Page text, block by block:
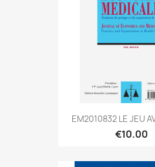
EM2010832 LE JEU
€10.00